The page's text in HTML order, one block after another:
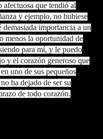
afectuosa que tendió al
y ejemplo, no hubiese
demasiada importancia a un
menos la oportunidad de
para mí, y le puedo
y el corazón generoso que
uno de sus pequeños
ha dejado de ser su
de todo corazón.